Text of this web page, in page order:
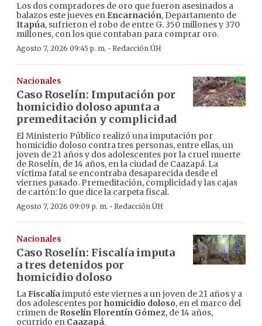
Los dos compradores de oro que fueron asesinados a
balazos este jueves en Encarnación, Departamento de
Itapúa, sufrieron el robo de entre G. 350 millones y 370
millones, con los que contaban para comprar oro.
Agosto 7, 2026 09:45 p. m. · Redacción ÚH
Nacionales
Caso Roselín: Imputación por
homicidio doloso apunta a
premeditación y complicidad
El Ministerio Público realizó una imputación por
homicidio doloso contra tres personas, entre ellas, un
joven de 21 años y dos adolescentes por la cruel muerte
de Roselín, de 14 años, en la ciudad de Caazapá. La
víctima fatal se encontraba desaparecida desde el
viernes pasado. Premeditación, complicidad y las cajas
de cartón: lo que dice la carpeta fiscal.
Agosto 7, 2026 09:09 p. m. · Redacción ÚH
Nacionales
Caso Roselín: Fiscalía imputa
a tres detenidos por
homicidio doloso
LaFiscalíaimputó este viernes a un joven de 21 años y a
dos adolescentes porhomicidio doloso, en el marco del
crimen de Roselín Florentín Gómez, de 14 años,
ocurrido en Caazapá.